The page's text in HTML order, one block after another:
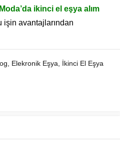
Moda’da ikinci el eşya alım
işin avantajlarından
, Elekronik Eşya, İkinci El Eşya